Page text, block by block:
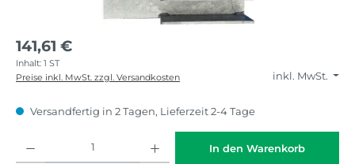
141,61 €
Inhalt: 1 ST
inkl. MwSt.
Preise inkl. MwSt. zzgl. Versandkosten
Versandfertig in 2 Tagen, Lieferzeit 2-4 Tage
In den Warenkorb